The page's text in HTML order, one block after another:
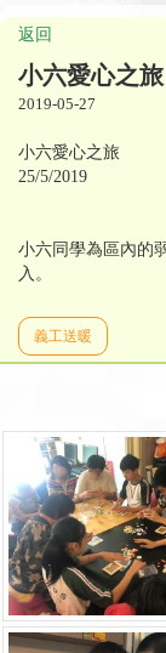
返回
小六愛心之旅
2019-05-27
小六愛心之旅
25/5/2019
小六同學為區內的
入。
義工送暖